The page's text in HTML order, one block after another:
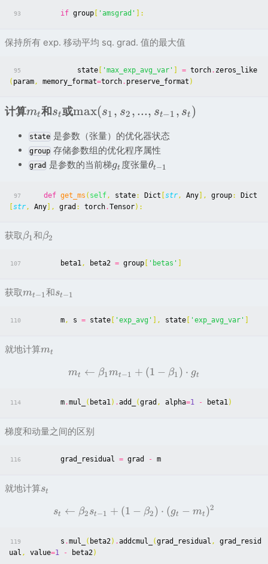
93 if group 'amsgrad' ]:
保持所有 exp. 移动平均 sq. grad. 值的最大值
95 state 'max_exp_avg_var' = torch. zeros_like
( param, memory_format=torch. preserve_format )
计算mt和st或max(s1 , s2 , ..., st−1 , st )
state 是参数（张量）的优化器状态
group 存储参数组的优化程序属性
grad 是参数的当前梯gt 度张量θt−1
97 def get_ms ( self, state: Dict str, Any ], group:
Dict
str, Any ], grad : torch.Tensor):
获取β1 和β2
107 beta1, beta2 = group 'betas'
获取mt−1 和st−1
110 m, s = state 'exp_avg' ], state 'exp_avg_var'
就地计算mt
mt ← β1 mt−1 + (1 − β1 ) ⋅ gt
114 m.mul_ ( beta1) .add_ (grad , alpha=1 - beta1)
梯度和动量之间的区别
116 grad_residual = grad - m
就地计算st
st ← β2 st−1 + (1 − β2 ) ⋅ (gt − mt )2
119 s .mul_ ( beta2) .addcmul_ (grad_residual ,
grad_resid
ual , value=1 - beta2)